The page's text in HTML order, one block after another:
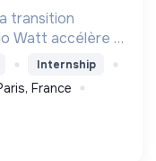
transition
Watt accélère la
plus simple,
Internship
France